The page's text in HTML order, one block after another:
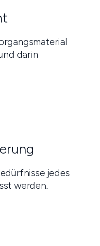
darin
jedes
werden.